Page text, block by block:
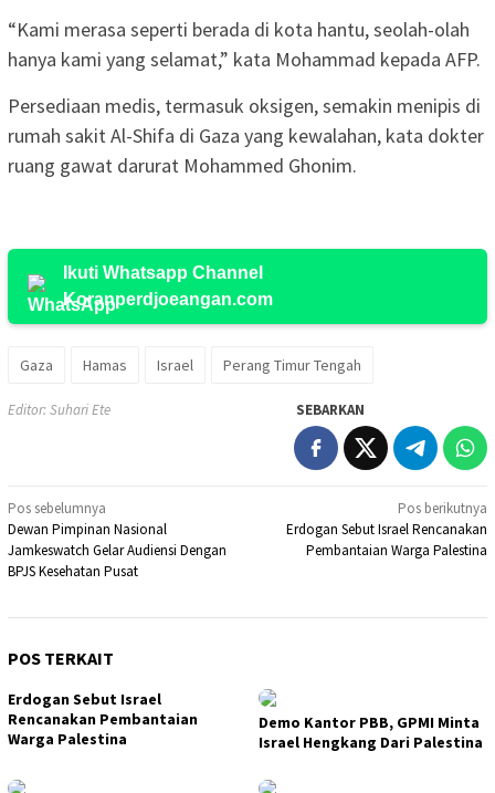
“Kami merasa seperti berada di kota hantu, seolah-olah
hanya kami yang selamat,” kata Mohammad kepada AFP.
Persediaan medis, termasuk oksigen, semakin menipis di
rumah sakit Al-Shifa di Gaza yang kewalahan, kata dokter
ruang gawat darurat Mohammed Ghonim.
Ikuti Whatsapp Channel
Koranperdjoeangan.com
Gaza Hamas Israel Perang Timur Tengah
Editor: Suhari Ete SEBARKAN
Navigasi
pos
Pos sebelumnya
Dewan Pimpinan Nasional
Jamkeswatch Gelar Audiensi Dengan
BPJS Kesehatan Pusat
Pos berikutnya
Erdogan Sebut Israel Rencanakan
Pembantaian Warga Palestina
POS TERKAIT
Erdogan Sebut Israel
Rencanakan Pembantaian
Warga Palestina
Demo Kantor PBB, GPMI Minta
Israel Hengkang Dari Palestina